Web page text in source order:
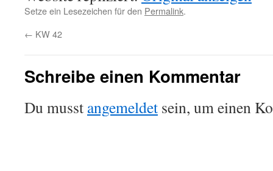
Setze ein Lesezeichen für den Permalink.
← KW 42
Schreibe einen Kommentar
Du musst angemeldet sein, um einen